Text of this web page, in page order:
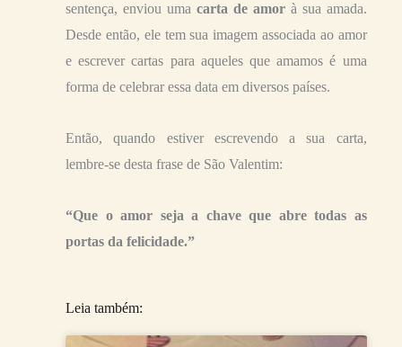
sentença, enviou uma carta de amorà sua amada.
Desde então, ele tem sua imagem associada ao amor
e escrever cartas para aqueles que amamos é uma
forma de celebrar essa data em diversos países.
Então, quando estiver escrevendo a sua carta,
lembre-se desta frase de São Valentim:
“Que o amor seja a chave que abre todas as
portas da felicidade.”
Leia também: